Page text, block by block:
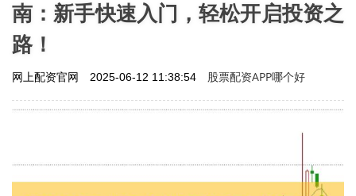
南：新手快速入门，轻松开启投资之
路！
网上配资官网 2025-06-12 11:38:54 股票配资APP哪个好